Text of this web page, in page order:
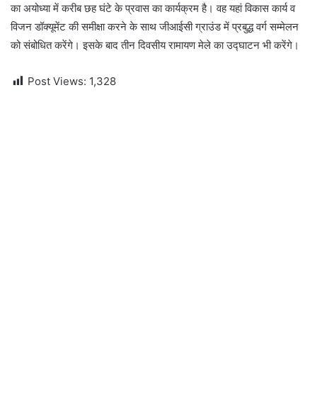
का अयोध्या में करीब छह घंटे के प्रवास का कार्यक्रम है। वह यहां विकास कार्य व
विजन डॉक्यूमेंट की समीक्षा करने के साथ जीआईसी ग्राउंड में प्रबुद्ध वर्ग सम्मेलन
को संबोधित करेंगे। इसके बाद तीन दिवसीय रामायण मेले का उद्घाटन भी करेंगे।
Post Views: 1,328